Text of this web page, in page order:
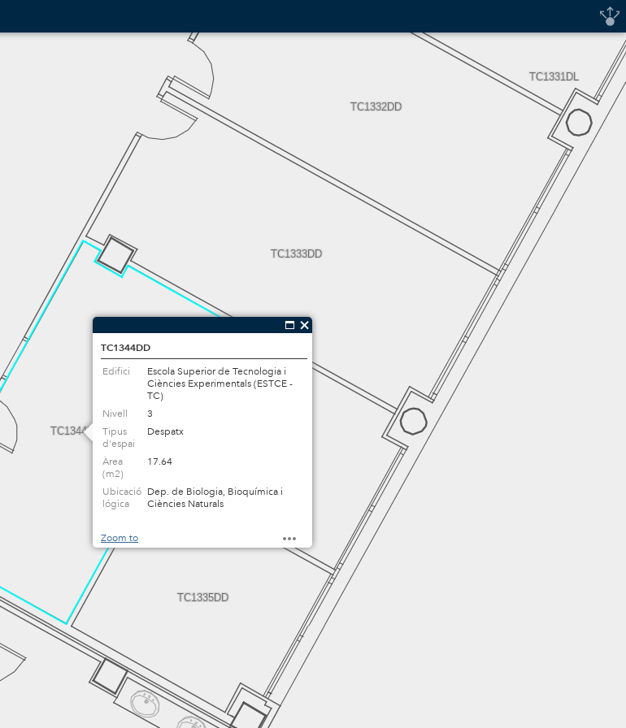
TC1344DD
TC1335DD
TC1331DL
TC1332DD
TC1333DD
TC1344DD
Edifici
Escola Superior de Tecnologia i
Ciències Experimentals (ESTCE -
TC)
Nivell
3
Tipus
d'espai
Despatx
Àrea
(m2)
17.64
Ubicació
lógica
Dep. de Biologia, Bioquímica i
Ciències Naturals
Zoom to